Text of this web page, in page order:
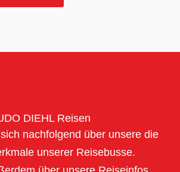
DIEHL Reisen
nachfolgend über unsere die
unserer Reisebusse.